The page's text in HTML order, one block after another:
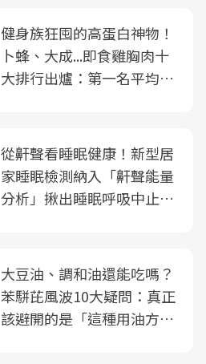
健身族狂囤的高蛋白神物！
卜蜂、大成...即食雞胸肉十
大排行出爐：第一名平均一
從鼾聲看睡眠健康！新型居
家睡眠檢測納入「鼾聲能量
分析」揪出睡眠呼吸中止症
大豆油、調和油還能吃嗎？
苯駢芘風波10大疑問：真正
該避開的是「這種用油方